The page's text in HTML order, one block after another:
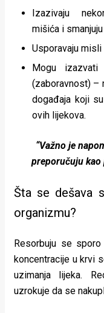
Izazivaju
mišića i
Usporavaju misli
Mogu izazvati
(zaboravnost) –
događaja koji
ovih lijekova.
“Važno je
preporučuju kao
Šta se dešava
organizmu?
Resorbuju se
koncentracije u krvi
uzimanja lijeka.
uzrokuje da se